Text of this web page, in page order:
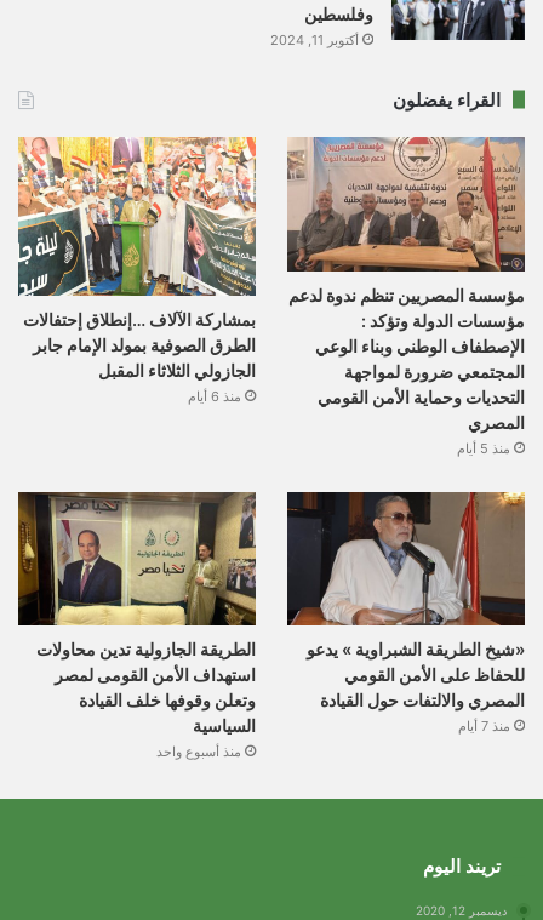
وفلسطين
أكتوبر 11, 2024
القراء يفضلون
مؤسسة المصريين تنظم ندوة لدعم
مؤسسات الدولة وتؤكد :
الإصطفاف الوطني وبناء الوعي
المجتمعي ضرورة لمواجهة
التحديات وحماية الأمن القومي
المصري
منذ 5 أيام
بمشاركة الآلاف …إنطلاق إحتفالات
الطرق الصوفية بمولد الإمام جابر
الجازولي الثلاثاء المقبل
منذ 6 أيام
«شيخ الطريقة الشبراوية » يدعو
للحفاظ على الأمن القومي
المصري والالتفات حول القيادة
منذ 7 أيام
الطريقة الجازولية تدين محاولات
استهداف الأمن القومى لمصر
وتعلن وقوفها خلف القيادة
السياسية
منذ أسبوع واحد
تريند اليوم
ديسمبر 12, 2020